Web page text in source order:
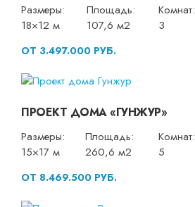
Размеры:
18×12 м
Площадь:
107,6 м2
Комнат:
3
ОТ 3.497.000 РУБ.
ПРОЕКТ ДОМА «ГУНЖУР»
Размеры:
15×17 м
Площадь:
260,6 м2
Комнат:
5
ОТ 8.469.500 РУБ.